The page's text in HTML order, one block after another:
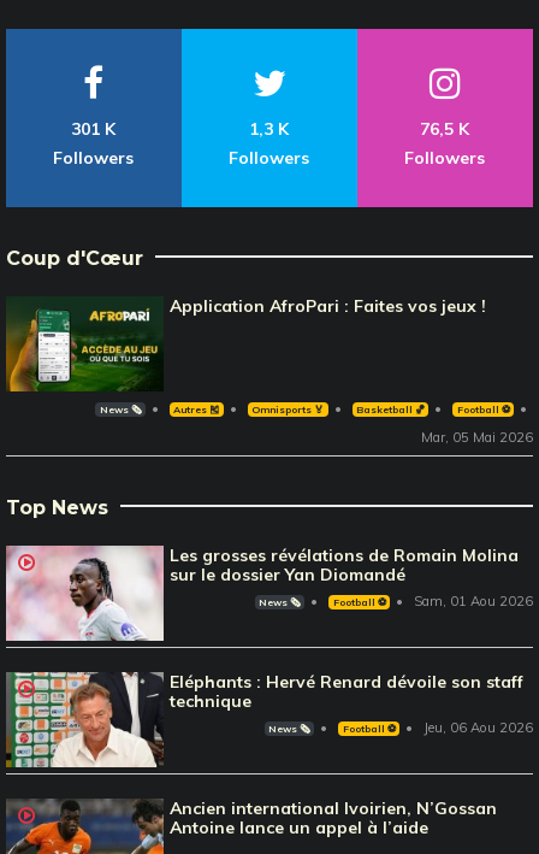
301 K
Followers
1,3 K
Followers
76,5 K
Followers
Coup d'Cœur
Application AfroPari : Faites vos jeux !
News 🗞️ Autres 🎽 Omnisports 🏅 Basketball 🏀 Football ⚽️
Mar, 05 Mai 2026
Top News
Les grosses révélations de Romain Molina
sur le dossier Yan Diomandé
News 🗞️ Football ⚽️ Sam, 01 Aou 2026
Eléphants : Hervé Renard dévoile son staff
technique
News 🗞️ Football ⚽️ Jeu, 06 Aou 2026
Ancien international Ivoirien, N’Gossan
Antoine lance un appel à l’aide